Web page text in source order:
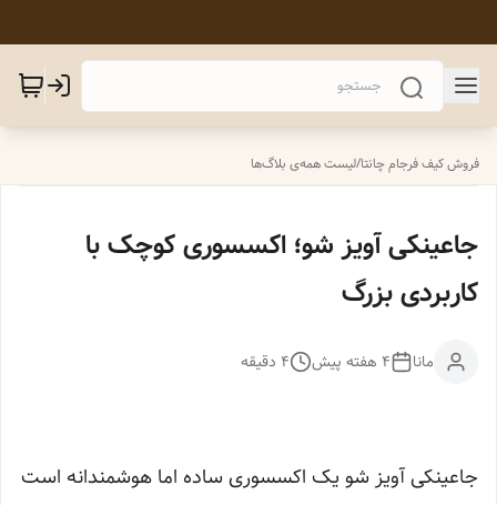
فروش کیف فرجام چانتا/لیست همه‌ی بلاگ‌ها
جاعینکی آویز شو؛ اکسسوری کوچک با
کاربردی بزرگ
مانا ۴ هفته پیش 4 دقیقه
جاعینکی آویز شو یک اکسسوری ساده اما هوشمندانه است